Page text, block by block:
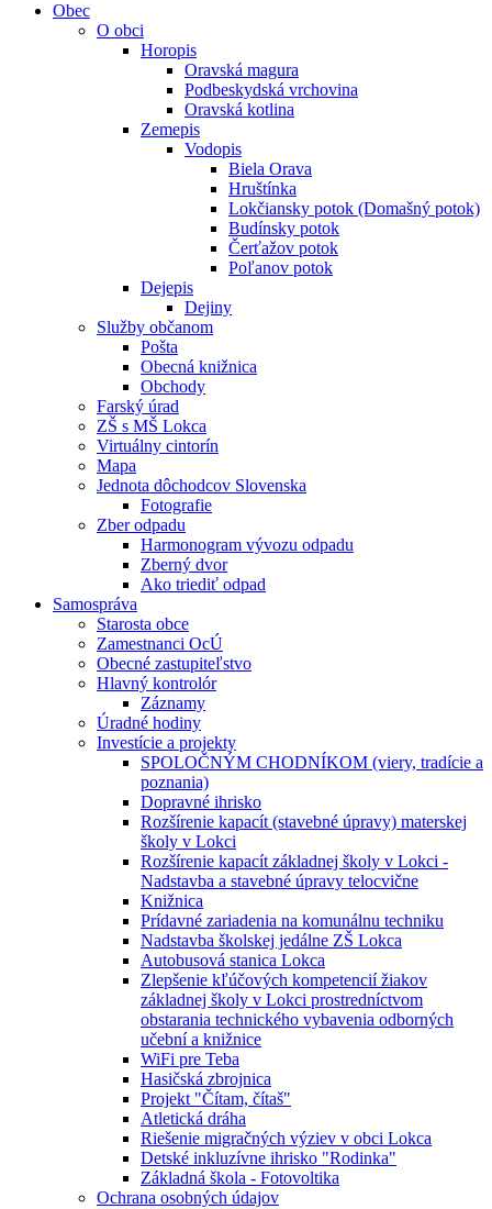
Obec
O obci
Horopis
Oravská magura
Podbeskydská vrchovina
Oravská kotlina
Zemepis
Vodopis
Biela Orava
Hruštínka
Lokčiansky potok (Domašný potok)
Budínsky potok
Čerťažov potok
Poľanov potok
Dejepis
Dejiny
Služby občanom
Pošta
Obecná knižnica
Obchody
Farský úrad
ZŠ s MŠ Lokca
Virtuálny cintorín
Mapa
Jednota dôchodcov Slovenska
Fotografie
Zber odpadu
Harmonogram vývozu odpadu
Zberný dvor
Ako triediť odpad
Samospráva
Starosta obce
Zamestnanci OcÚ
Obecné zastupiteľstvo
Hlavný kontrolór
Záznamy
Úradné hodiny
Investície a projekty
SPOLOČNÝM CHODNÍKOM (viery, tradície a
poznania)
Dopravné ihrisko
Rozšírenie kapacít (stavebné úpravy) materskej
školy v Lokci
Rozšírenie kapacít základnej školy v Lokci -
Nadstavba a stavebné úpravy telocvične
Knižnica
Prídavné zariadenia na komunálnu techniku
Nadstavba školskej jedálne ZŠ Lokca
Autobusová stanica Lokca
Zlepšenie kľúčových kompetencií žiakov
základnej školy v Lokci prostredníctvom
obstarania technického vybavenia odborných
učební a knižnice
WiFi pre Teba
Hasičská zbrojnica
Projekt "Čítam, čítaš"
Atletická dráha
Riešenie migračných výziev v obci Lokca
Detské inkluzívne ihrisko "Rodinka"
Základná škola - Fotovoltika
Ochrana osobných údajov